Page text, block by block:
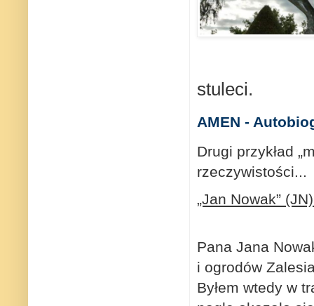
stuleci.
AMEN -
Drugi przykład
rzeczywistości...
„Jan Nowak”
Pana Jana
i ogrodów
Byłem wtedy w